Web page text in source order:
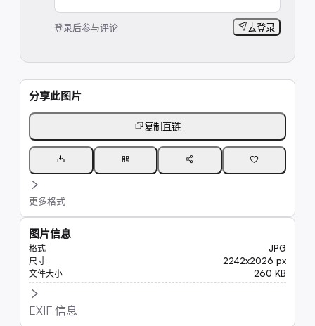
登录后参与评论 去登录
分享此图片
复制直链
更多格式
图片信息
格式 JPG
尺寸 2242x2026 px
文件大小 260 KB
EXIF 信息